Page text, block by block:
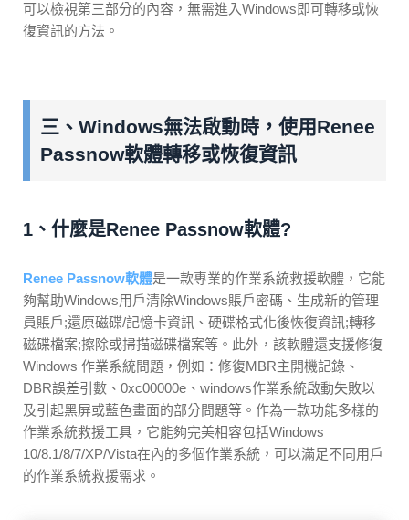
可以檢視第三部分的內容，無需進入Windows即可轉移或恢
復資訊的方法。
三、Windows無法啟動時，使用Renee
Passnow軟體轉移或恢復資訊
1、什麼是Renee Passnow軟體?
Renee Passnow軟體是一款專業的作業系統救援軟體，它能
夠幫助Windows用戶清除Windows賬戶密碼、生成新的管理
員賬戶;還原磁碟/記憶卡資訊、硬碟格式化後恢復資訊;轉移
磁碟檔案;擦除或掃描磁碟檔案等。此外，該軟體還支援修復
Windows 作業系統問題，例如：修復MBR主開機記錄、
DBR誤差引數、0xc00000e、windows作業系統啟動失敗以
及引起黑屏或藍色畫面的部分問題等。作為一款功能多樣的
作業系統救援工具，它能夠完美相容包括Windows
10/8.1/8/7/XP/Vista在內的多個作業系統，可以滿足不同用戶
的作業系統救援需求。